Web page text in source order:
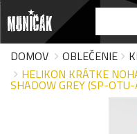
DOMOV
OBLEČENIE
HELIKON KRÁTKE
SHADOW GREY (SP-